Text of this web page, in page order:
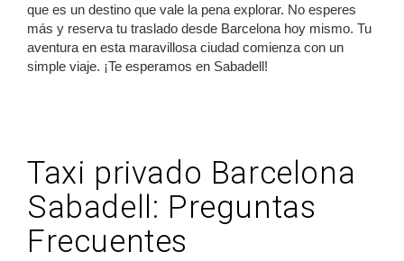
que es un destino que vale la pena explorar. No esperes
más y reserva tu traslado desde Barcelona hoy mismo. Tu
aventura en esta maravillosa ciudad comienza con un
simple viaje. ¡Te esperamos en Sabadell!
Taxi privado Barcelona
Sabadell: Preguntas
Frecuentes